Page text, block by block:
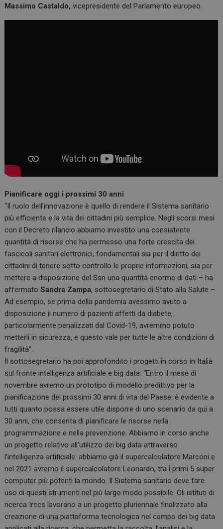
Massimo Castaldo, vicepresidente del Parlamento europeo.
Pianificare oggi i prossimi 30 anni
“Il ruolo dell’innovazione è quello di rendere il Sistema sanitario
più efficiente e la vita dei cittadini più semplice. Negli scorsi mesi
con il Decreto rilancio abbiamo investito una consistente
quantità di risorse che ha permesso una forte crescita dei
fascicoli sanitari elettronici, fondamentali sia per il diritto dei
cittadini di tenere sotto controllo le proprie informazioni, sia per
mettere a disposizione del Ssn una quantità enorme di dati – ha
affermatoSandra Zampa, sottosegretario di Stato alla Salute –
Ad esempio, se prima della pandemia avessimo avuto a
disposizione il numero di pazienti affetti da diabete,
particolarmente penalizzati dal Covid-19, avremmo potuto
metterli in sicurezza, e questo vale per tutte le altre condizioni di
fragilità”.
Il sottosegretario ha poi approfondito i progetti in corso in Italia
sul fronte intelligenza artificiale e big data: “Entro il mese di
novembre avremo un prototipo di modello predittivo per la
pianificazione dei prossimi 30 anni di vita del Paese: è evidente a
tutti quanto possa essere utile disporre di uno scenario da qui a
30 anni, che consenta di pianificare le risorse nella
programmazione e nella prevenzione. Abbiamo in corso anche
un progetto relativo all’utilizzo dei big data attraverso
l’intelligenza artificiale: abbiamo già il supercalcolatore Marconi e
nel 2021 avremo il supercalcolatore Leonardo, tra i primi 5 super
computer più potenti la mondo. Il Sistema sanitario deve fare
uso di questi strumenti nel più largo modo possibile. Gli istituti di
ricerca Irccs lavorano a un progetto pluriennale finalizzato alla
creazione di una piattaforma tecnologica nel campo dei big data